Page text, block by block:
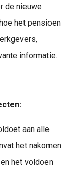
de nieuwe
het pensioen
informatie.
aan alle
het nakomen
het voldoen